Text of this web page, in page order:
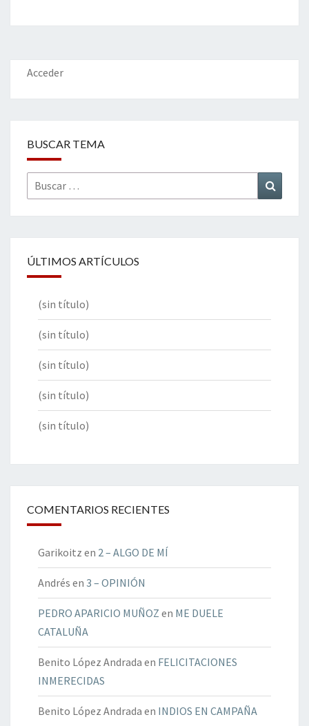
o
o
k
er dI
n
l
p
ar
Acceder
BUSCAR TEMA
Buscar
por:
ÚLTIMOS ARTÍCULOS
(sin título)
(sin título)
(sin título)
(sin título)
(sin título)
COMENTARIOS RECIENTES
Garikoitz en 2 – ALGO DE MÍ
Andrés en 3 – OPINIÓN
PEDRO APARICIO MUÑOZ en ME DUELE
CATALUÑA
Benito López Andrada en FELICITACIONES
INMERECIDAS
Benito López Andrada en INDIOS EN CAMPAÑA